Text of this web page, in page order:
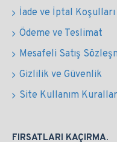
İade ve İptal Koşulları
Ödeme ve Teslimat
Mesafeli Satış
Gizlilik ve Güvenlik
Site Kullanım
FIRSATLARI KAÇIRMA.